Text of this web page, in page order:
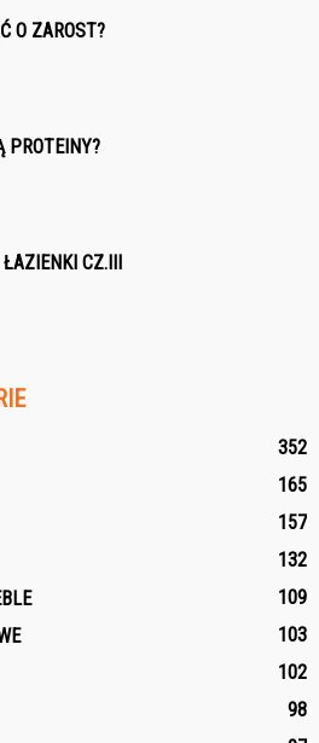
O ZAROST?
PROTEINY?
ŁAZIENKI CZ.III
352
165
157
132
109
103
102
98